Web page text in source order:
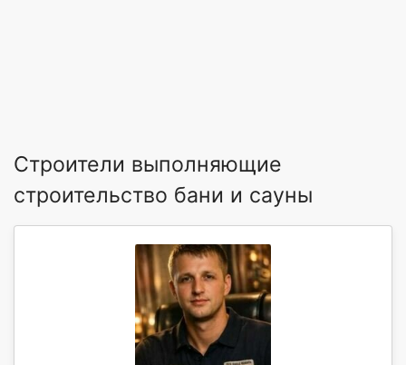
Строители выполняющие
строительство бани и сауны